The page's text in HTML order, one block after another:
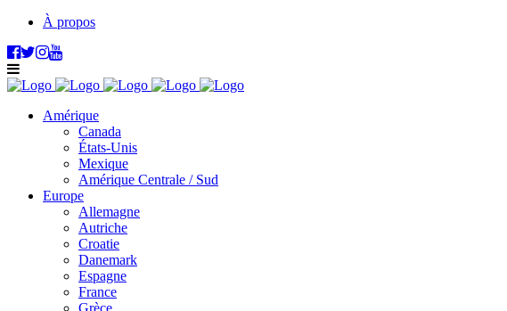
À propos
Amérique
Canada
États-Unis
Mexique
Amérique Centrale / Sud
Europe
Allemagne
Autriche
Croatie
Danemark
Espagne
France
Grèce